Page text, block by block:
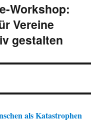
Workshop:
Vereine
gestalten
als Katastrophen